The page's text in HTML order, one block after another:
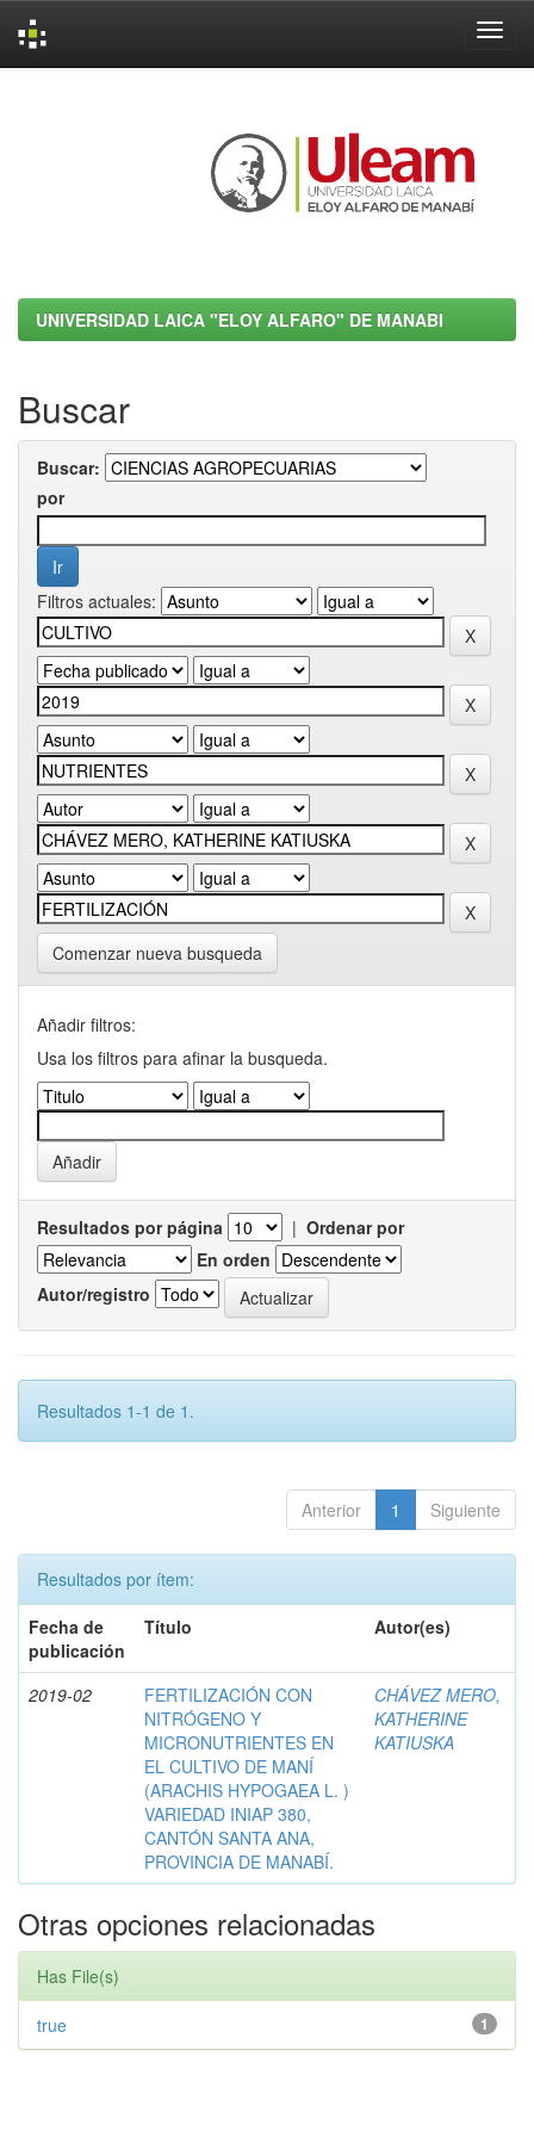
UNIVERSIDAD LAICA "ELOY ALFARO" DE MANABI
Buscar
Buscar:
por
Filtros actuales:
Comenzar nueva busqueda
Añadir filtros:
Usa los filtros para afinar la busqueda.
Resultados por página | Ordenar por
En orden
Autor/registro
Resultados 1-1 de 1.
Anterior 1 Siguiente
Resultados por ítem:
Fecha de
publicación
Título Autor(es)
2019-02
FERTILIZACIÓN CON
NITRÓGENO Y
MICRONUTRIENTES EN
EL CULTIVO DE MANÍ
(ARACHIS HYPOGAEA L. )
VARIEDAD INIAP 380,
CANTÓN SANTA ANA,
PROVINCIA DE MANABÍ.
CHÁVEZ MERO,
KATHERINE
KATIUSKA
Otras opciones relacionadas
Has File(s)
1
true